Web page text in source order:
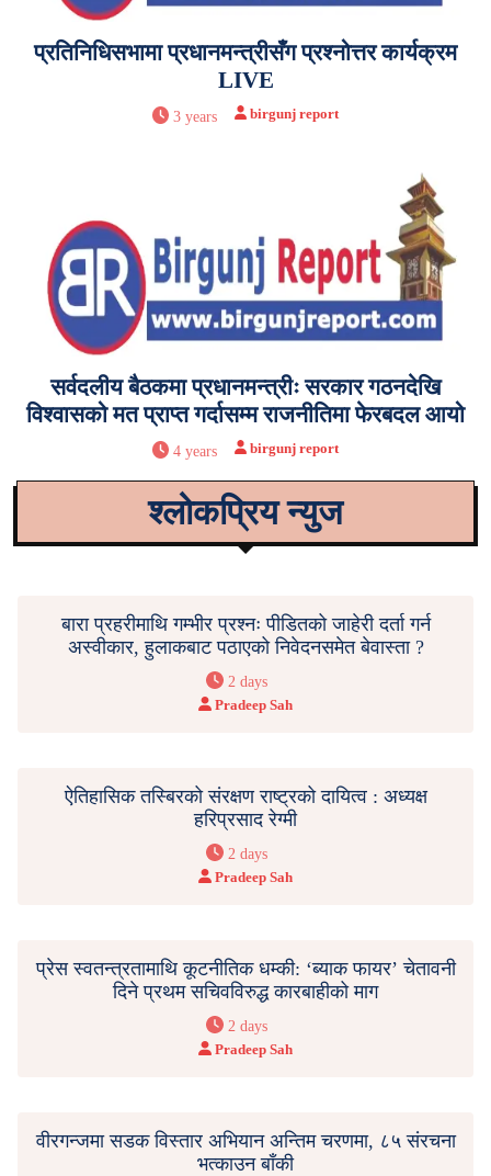
प्रतिनिधिसभामा प्रधानमन्त्रीसँग प्रश्नोत्तर कार्यक्रम
LIVE
3 years birgunj report
सर्वदलीय बैठकमा प्रधानमन्त्रीः सरकार गठनदेखि
विश्वासको मत प्राप्त गर्दासम्म राजनीतिमा फेरबदल आयो
4 years birgunj report
श्लोकप्रिय न्युज
बारा प्रहरीमाथि गम्भीर प्रश्नः पीडितको जाहेरी दर्ता गर्न
अस्वीकार, हुलाकबाट पठाएको निवेदनसमेत बेवास्ता ?
2 days
Pradeep Sah
ऐतिहासिक तस्बिरको संरक्षण राष्ट्रको दायित्व : अध्यक्ष
हरिप्रसाद रेग्मी
2 days
Pradeep Sah
प्रेस स्वतन्त्रतामाथि कूटनीतिक धम्की: ‘ब्याक फायर’ चेतावनी
दिने प्रथम सचिवविरुद्ध कारबाहीको माग
2 days
Pradeep Sah
वीरगन्जमा सडक विस्तार अभियान अन्तिम चरणमा, ८५ संरचना
भत्काउन बाँकी